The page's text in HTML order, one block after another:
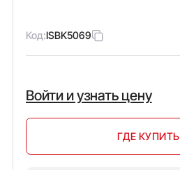
Код:ISBK5069
Войти и узнать цену
ГДЕ КУПИТЬ